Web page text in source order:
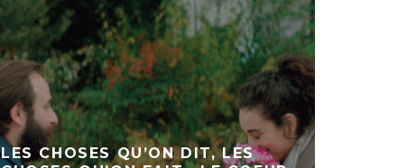
LES CHOSES QU’ON DIT, LES